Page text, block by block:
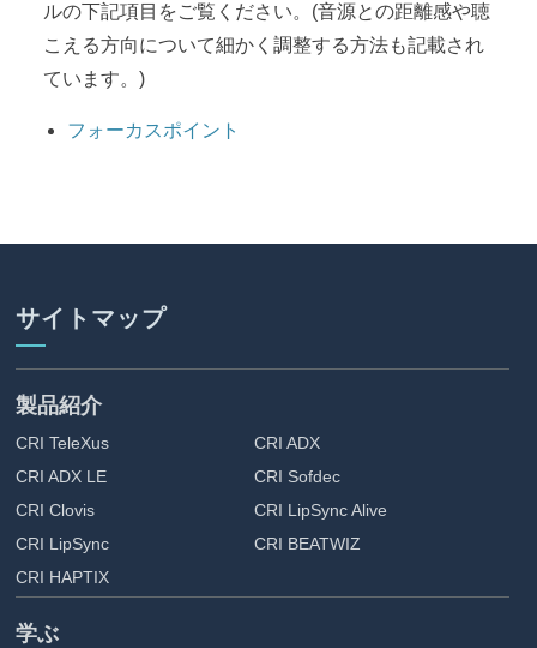
ルの下記項目をご覧ください。(音源との距離感や聴
こえる方向について細かく調整する方法も記載され
ています。)
フォーカスポイント
サイトマップ
製品紹介
CRI TeleXus
CRI ADX
CRI ADX LE
CRI Sofdec
CRI Clovis
CRI LipSync Alive
CRI LipSync
CRI BEATWIZ
CRI HAPTIX
学ぶ